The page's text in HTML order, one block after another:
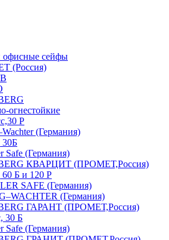
офисные сейфы
(Россия)
огнестойкие
Р
(Германия)
30Б
Safe (Германия)
КВАРЦИТ (ПРОМЕТ,Россия)
60 Б и 120 Р
SAFE (Германия)
(Германия)
ГАРАНТ (ПРОМЕТ,Россия)
30 Б
Safe (Германия)